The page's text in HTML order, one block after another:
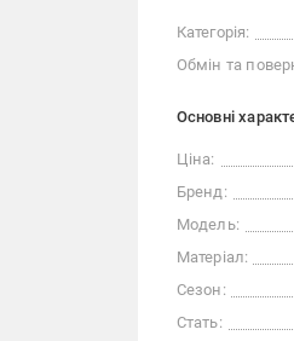
Категорія:
Обмін та
Основні
Ціна:
Бренд:
Модель:
Матеріал:
Сезон:
Стать: